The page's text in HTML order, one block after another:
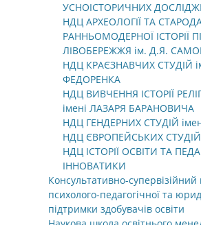
УСНОІСТОРИЧНИХ
НДЦ АРХЕОЛОГІЇ ТА
РАННЬОМОДЕРНОЇ ІСТОРІЇ
ЛІВОБЕРЕЖЖЯ ім. Д.Я.
НДЦ КРАЄЗНАВЧИХ СТУДІЙ
ФЕДОРЕНКА
НДЦ ВИВЧЕННЯ ІСТОРІЇ
імені ЛАЗАРЯ БАРАНОВИЧА
НДЦ ГЕНДЕРНИХ СТУДІЙ
НДЦ ЄВРОПЕЙСЬКИХ СТУДІЙ
НДЦ ІСТОРІЇ ОСВІТИ ТА
ІННОВАТИКИ
Консультативно-супервізійний
психолого-педагогічної та
підтримки здобувачів освіти